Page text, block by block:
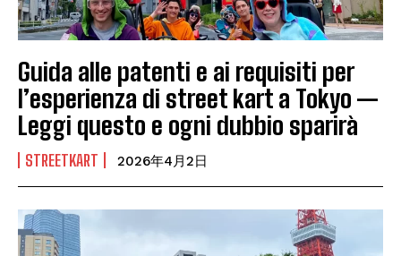
Guida alle patenti e ai requisiti per
l’esperienza di street kart a Tokyo —
Leggi questo e ogni dubbio sparirà
STREETKART 2026年4月2日